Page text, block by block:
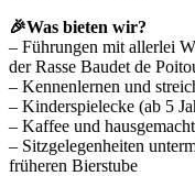
🎉Was bieten wir?
– Führungen mit allerlei
der Rasse Baudet de
– Kennenlernen und
– Kinderspielecke (ab 5
– Kaffee und
– Sitzgelegenheiten
früheren Bierstube